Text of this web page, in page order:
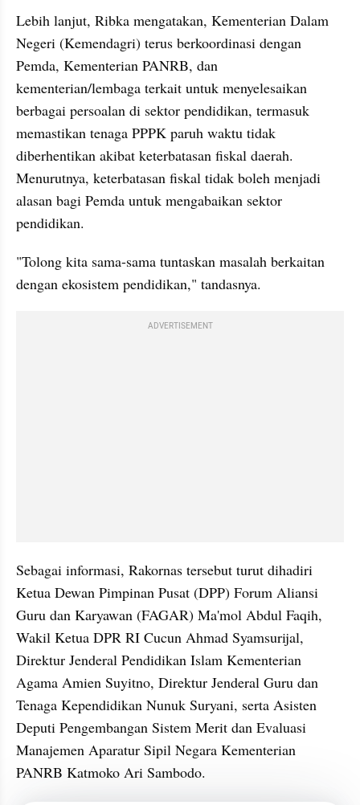
Lebih lanjut, Ribka mengatakan, Kementerian Dalam
Negeri (Kemendagri) terus berkoordinasi dengan
Pemda, Kementerian PANRB, dan
kementerian/lembaga terkait untuk menyelesaikan
berbagai persoalan di sektor pendidikan, termasuk
memastikan tenaga PPPK paruh waktu tidak
diberhentikan akibat keterbatasan fiskal daerah.
Menurutnya, keterbatasan fiskal tidak boleh menjadi
alasan bagi Pemda untuk mengabaikan sektor
pendidikan.
"Tolong kita sama-sama tuntaskan masalah berkaitan
dengan ekosistem pendidikan," tandasnya.
ADVERTISEMENT
Sebagai informasi, Rakornas tersebut turut dihadiri
Ketua Dewan Pimpinan Pusat (DPP) Forum Aliansi
Guru dan Karyawan (FAGAR) Ma'mol Abdul Faqih,
Wakil Ketua DPR RI Cucun Ahmad Syamsurijal,
Direktur Jenderal Pendidikan Islam Kementerian
Agama Amien Suyitno, Direktur Jenderal Guru dan
Tenaga Kependidikan Nunuk Suryani, serta Asisten
Deputi Pengembangan Sistem Merit dan Evaluasi
Manajemen Aparatur Sipil Negara Kementerian
PANRB Katmoko Ari Sambodo.